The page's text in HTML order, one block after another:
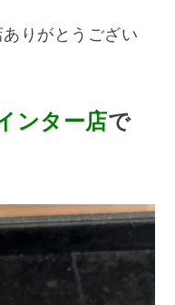
りがとうござい
ンター店で